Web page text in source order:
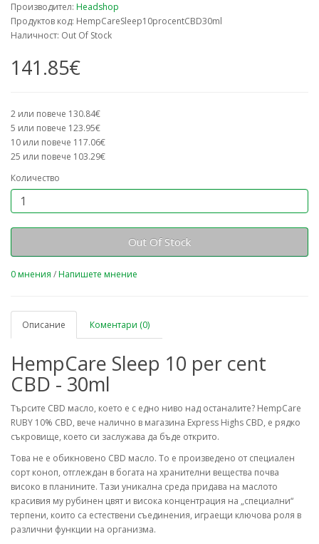
Производител: Headshop
Продуктов код: HempCareSleep10procentCBD30ml
Наличност: Out Of Stock
141.85€
2 или повече 130.84€
5 или повече 123.95€
10 или повече 117.06€
25 или повече 103.29€
Количество
Out Of Stock
0 мнения /Напишете мнение
Описание Коментари (0)
HempCare Sleep 10 per cent
CBD - 30ml
Търсите CBD масло, което е с едно ниво над останалите? HempCare
RUBY 10% CBD, вече налично в магазина Express Highs CBD, е рядко
съкровище, което си заслужава да бъде открито.
Това не е обикновено CBD масло. То е произведено от специален
сорт коноп, отглеждан в богата на хранителни вещества почва
високо в планините. Тази уникална среда придава на маслото
красивия му рубинен цвят и висока концентрация на „специални“
терпени, които са естествени съединения, играещи ключова роля в
различни функции на организма.